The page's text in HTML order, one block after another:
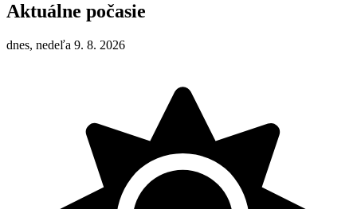
Aktuálne počasie
dnes, nedeľa 9. 8. 2026